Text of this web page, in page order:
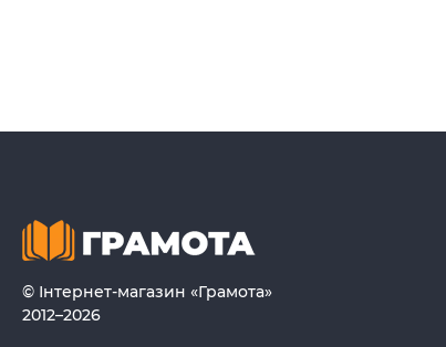
© Інтернет-магазин «Грамота»
2012–2026